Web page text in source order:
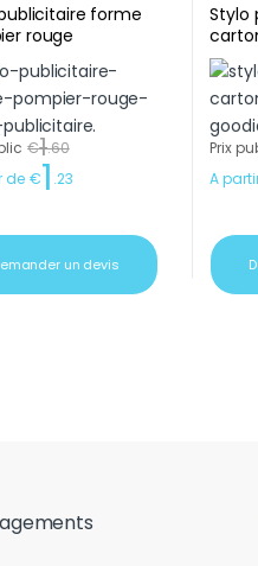
forme
rouge
€1.60
de €1 .23
un devis
Stylo
Prix
A